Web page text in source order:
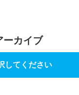
ーカイブ